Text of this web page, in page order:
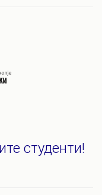
студенти!